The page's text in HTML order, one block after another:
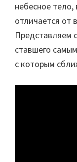
небесное тело,
отличается от
Представляем
ставшего
с которым